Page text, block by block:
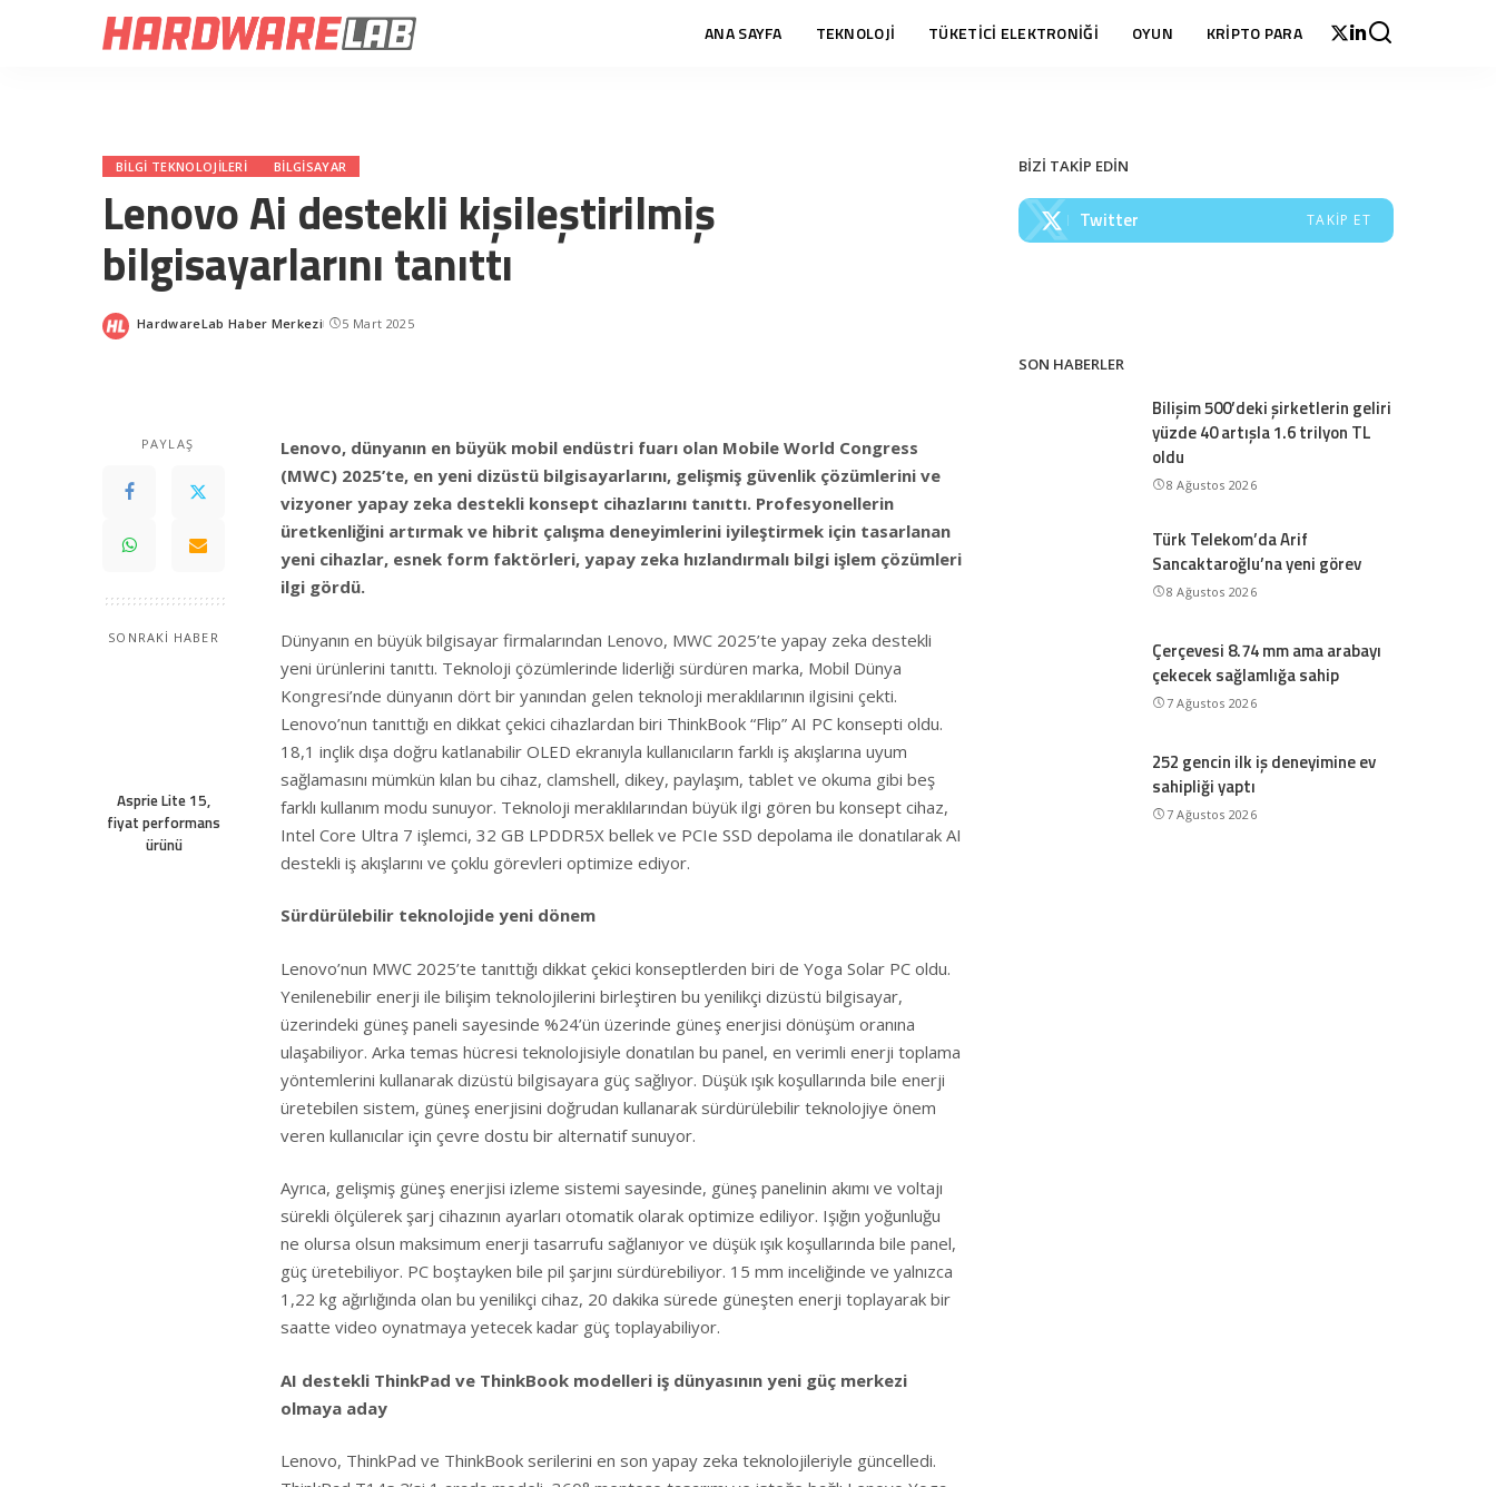
ANA SAYFA TEKNOLOJİ TÜKETİCİ ELEKTRONİĞİ OYUN KRİPTO PARA
BILGI TEKNOLOJILERI BILGISAYAR
Lenovo Ai destekli kişileştirilmiş
bilgisayarlarını tanıttı
Posted
HardwareLab Haber Merkezi 5 Mart 2025
PAYLAŞ
SONRAKİ HABER
Asprie Lite 15,
fiyat performans
ürünü
Lenovo, dünyanın en büyük mobil endüstri fuarı olan Mobile World Congress
(MWC) 2025’te, en yeni dizüstü bilgisayarlarını, gelişmiş güvenlik çözümlerini ve
vizyoner yapay zeka destekli konsept cihazlarını tanıttı. Profesyonellerin
üretkenliğini artırmak ve hibrit çalışma deneyimlerini iyileştirmek için tasarlanan
yeni cihazlar, esnek form faktörleri, yapay zeka hızlandırmalı bilgi işlem çözümleri
ilgi gördü.
Dünyanın en büyük bilgisayar firmalarından Lenovo, MWC 2025’te yapay zeka destekli
yeni ürünlerini tanıttı. Teknoloji çözümlerinde liderliği sürdüren marka, Mobil Dünya
Kongresi’nde dünyanın dört bir yanından gelen teknoloji meraklılarının ilgisini çekti.
Lenovo’nun tanıttığı en dikkat çekici cihazlardan biri ThinkBook “Flip” AI PC konsepti oldu.
18,1 inçlik dışa doğru katlanabilir OLED ekranıyla kullanıcıların farklı iş akışlarına uyum
sağlamasını mümkün kılan bu cihaz, clamshell, dikey, paylaşım, tablet ve okuma gibi beş
farklı kullanım modu sunuyor. Teknoloji meraklılarından büyük ilgi gören bu konsept cihaz,
Intel Core Ultra 7 işlemci, 32 GB LPDDR5X bellek ve PCIe SSD depolama ile donatılarak AI
destekli iş akışlarını ve çoklu görevleri optimize ediyor.
Sürdürülebilir teknolojide yeni dönem
Lenovo’nun MWC 2025’te tanıttığı dikkat çekici konseptlerden biri de Yoga Solar PC oldu.
Yenilenebilir enerji ile bilişim teknolojilerini birleştiren bu yenilikçi dizüstü bilgisayar,
üzerindeki güneş paneli sayesinde %24’ün üzerinde güneş enerjisi dönüşüm oranına
ulaşabiliyor. Arka temas hücresi teknolojisiyle donatılan bu panel, en verimli enerji toplama
yöntemlerini kullanarak dizüstü bilgisayara güç sağlıyor. Düşük ışık koşullarında bile enerji
üretebilen sistem, güneş enerjisini doğrudan kullanarak sürdürülebilir teknolojiye önem
veren kullanıcılar için çevre dostu bir alternatif sunuyor.
Ayrıca, gelişmiş güneş enerjisi izleme sistemi sayesinde, güneş panelinin akımı ve voltajı
sürekli ölçülerek şarj cihazının ayarları otomatik olarak optimize ediliyor. Işığın yoğunluğu
ne olursa olsun maksimum enerji tasarrufu sağlanıyor ve düşük ışık koşullarında bile panel,
güç üretebiliyor. PC boştayken bile pil şarjını sürdürebiliyor. 15 mm inceliğinde ve yalnızca
1,22 kg ağırlığında olan bu yenilikçi cihaz, 20 dakika sürede güneşten enerji toplayarak bir
saatte video oynatmaya yetecek kadar güç toplayabiliyor.
AI destekli ThinkPad ve ThinkBook modelleri iş dünyasının yeni güç merkezi
olmaya aday
Lenovo, ThinkPad ve ThinkBook serilerini en son yapay zeka teknolojileriyle güncelledi.
BİZİ TAKİP EDİN
Twitter TAKIP ET
SON HABERLER
Bilişim 500’deki şirketlerin geliri
yüzde 40 artışla 1.6 trilyon TL
oldu
8 Ağustos 2026
Türk Telekom’da Arif
Sancaktaroğlu’na yeni görev
8 Ağustos 2026
Çerçevesi 8.74 mm ama arabayı
çekecek sağlamlığa sahip
7 Ağustos 2026
252 gencin ilk iş deneyimine ev
sahipliği yaptı
7 Ağustos 2026